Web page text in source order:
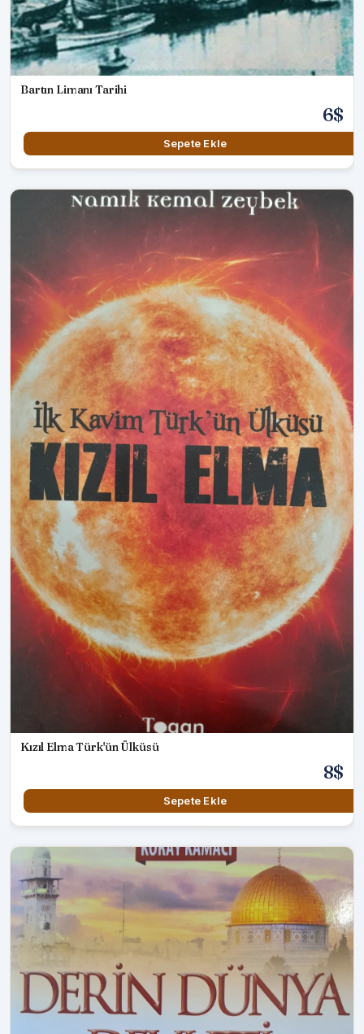
Bartın Limanı Tarihi
6$
Sepete Ekle
Kızıl Elma Türk'ün Ülküsü
8$
Sepete Ekle